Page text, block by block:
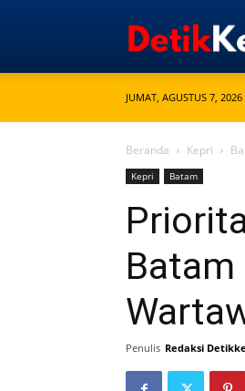
JUMAT, AGUSTUS 7, 2026
Beranda Kepri
Kepri Batam
Penulis Redaksi